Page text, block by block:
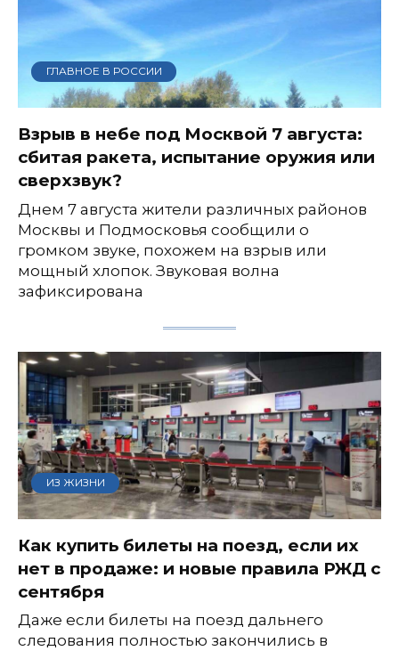
ГЛАВНОЕ В РОССИИ
Взрыв в небе под Москвой 7 августа:
сбитая ракета, испытание оружия или
сверхзвук?
Днем 7 августа жители различных районов
Москвы и Подмосковья сообщили о
громком звуке, похожем на взрыв или
мощный хлопок. Звуковая волна
зафиксирована
ИЗ ЖИЗНИ
Как купить билеты на поезд, если их
нет в продаже: и новые правила РЖД с
сентября
Даже если билеты на поезд дальнего
следования полностью закончились в